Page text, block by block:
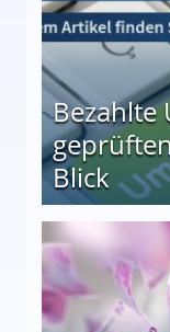
Bezahlte
Blick
auf einen Blick